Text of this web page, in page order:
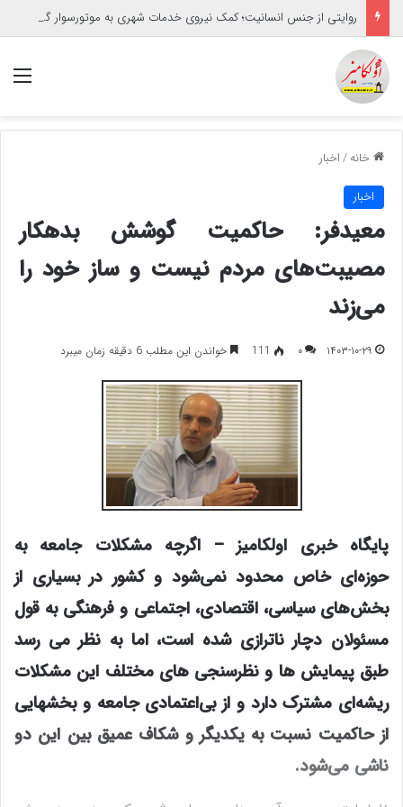
روایتی از جنس انسانیت؛ کمک نیروی خدمات شهری به موتورسوار گرفتار
خانه/اخبار
اخبار
معیدفر: حاکمیت گوشش بدهکار
مصیبت‌های مردم نیست و ساز خود را
می‌زند
۱۴۰۳-۱۰-۲۹ ۰ 111 خواندن این مطلب 6 دقیقه زمان میبرد
پایگاه خبری اولکامیز – اگرچه مشکلات جامعه به
حوزه‌ای خاص محدود نمی‌شود و کشور در بسیاری از
بخش‌های سیاسی، اقتصادی، اجتماعی و فرهنگی به قول
مسئولان دچار ناترازی شده است، اما به نظر می رسد
طبق پیمایش ها و نظرسنجی های مختلف این مشکلات
ریشه‌ای مشترک دارد و از بی‌اعتمادی جامعه و بخشهایی
از حاکمیت نسبت به یکدیگر و شکاف عمیق بین این دو
ناشی می‌شود.